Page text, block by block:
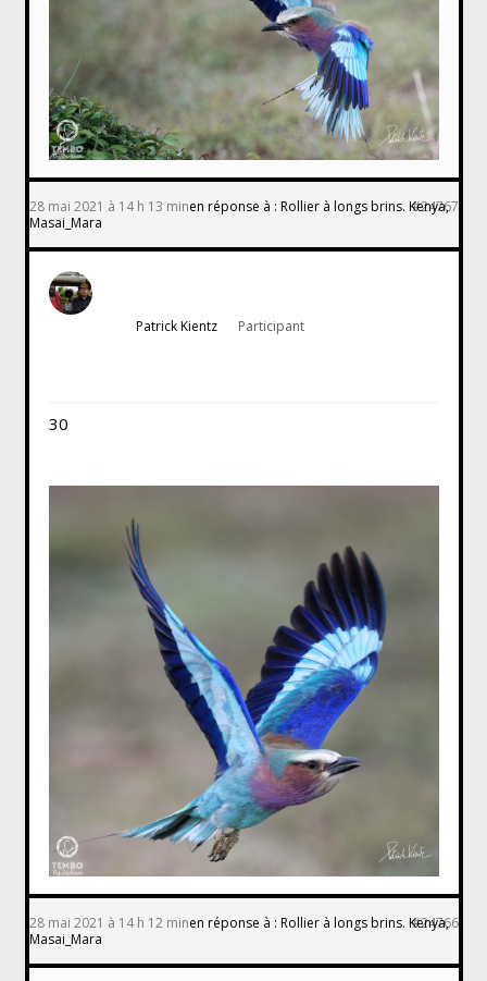
28 mai 2021 à 14 h 13 minen réponse à : Rollier à longs brins. Kenya,
Masai_Mara
#24767
Patrick Kientz Participant
30
28 mai 2021 à 14 h 12 minen réponse à : Rollier à longs brins. Kenya,
Masai_Mara
#24766